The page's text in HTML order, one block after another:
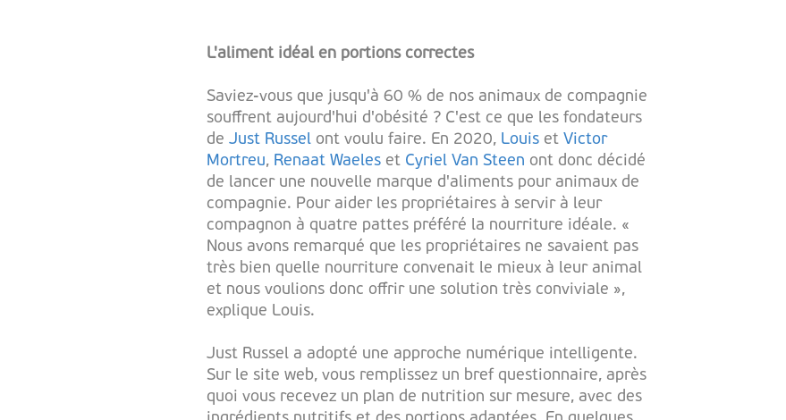
L'aliment idéal en portions correctes
Saviez-vous que jusqu'à 60 % de nos animaux de compagnie
souffrent aujourd'hui d'obésité ? C'est ce que les fondateurs
de Just Russel ont voulu faire. En 2020, Louis et Victor
Mortreu, Renaat Waeles et Cyriel Van Steen ont donc décidé
de lancer une nouvelle marque d'aliments pour animaux de
compagnie. Pour aider les propriétaires à servir à leur
compagnon à quatre pattes préféré la nourriture idéale. «
Nous avons remarqué que les propriétaires ne savaient pas
très bien quelle nourriture convenait le mieux à leur animal
et nous voulions donc offrir une solution très conviviale »,
explique Louis.
Just Russel a adopté une approche numérique intelligente.
Sur le site web, vous remplissez un bref questionnaire, après
quoi vous recevez un plan de nutrition sur mesure, avec des